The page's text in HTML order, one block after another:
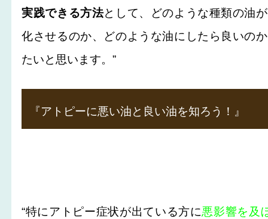
実践できる方法として、どのような種類の油
化させるのか、どのような油にしたら良いの
たいと思います。”
『アトピーに悪い油と良い油を知ろう！』
“特にアトピー症状が出ている方に悪影響を及